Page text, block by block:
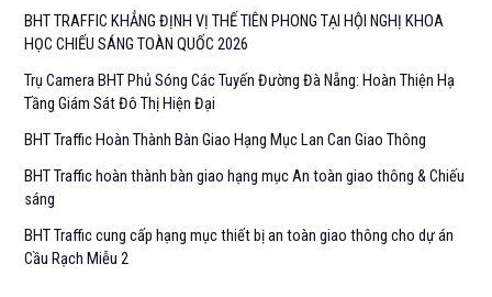
BHT TRAFFIC KHẲNG ĐỊNH VỊ THẾ TIÊN PHONG TẠI HỘI NGHỊ KHOA
HỌC CHIẾU SÁNG TOÀN QUỐC 2026
Trụ Camera BHT Phủ Sóng Các Tuyến Đường Đà Nẵng: Hoàn Thiện Hạ
Tầng Giám Sát Đô Thị Hiện Đại
BHT Traffic Hoàn Thành Bàn Giao Hạng Mục Lan Can Giao Thông
BHT Traffic hoàn thành bàn giao hạng mục An toàn giao thông & Chiếu
sáng
BHT Traffic cung cấp hạng mục thiết bị an toàn giao thông cho dự án
Cầu Rạch Miễu 2